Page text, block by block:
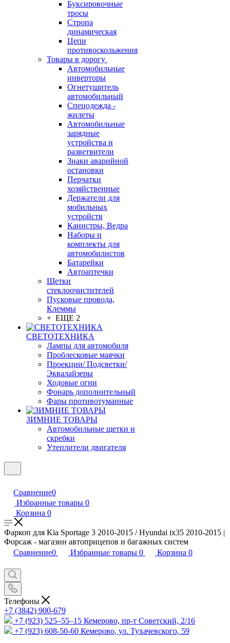
Буксировочные
тросы
Стропа
динамическая
Цепи
противоскольжения
Товары в дорогу
Автомобильные
инверторы
Огнетушитель
автомобильный
Спецодежда -
жилеты
Автомобильные
зарядные
устройства и
разветвители
Знаки аварийной
остановки
Перчатки
хозяйственные
Держатели для
мобильных
устройств
Канистры, Ведра
Наборы и
комплекты для
автомобилистов
Батарейки
Автоаптечки
Щетки
стеклоочистителей
Пусковые провода,
Клеммы
+ ЕЩЕ 2
СВЕТОТЕХНИКА
Лампы для автомобиля
Проблесковые маячки
Проекции/ Подсветки/
Эквалайзеры
Ходовые огни
Фонарь дополнительный
Фары противотуманные
ЗИМНИЕ ТОВАРЫ
Автомобильные щетки и
скребки
Утеплители двигателя
Сравнение0
Избранные товары 0
Корзина 0
Фаркоп для Kia Sportage 3 2010-2015 / Hyundai ix35 2010-2015 |
Форсаж - магазин автоприцепов и багажных систем
Сравнение0 Избранные товары 0 Корзина 0
Телефоны
+7 (3842) 900-679
+7 (923) 525–55–15 Кемерово, пр-т Советский, 2/16
+7 (923) 608-50-60 Кемерово, ул. Тухачевского, 59